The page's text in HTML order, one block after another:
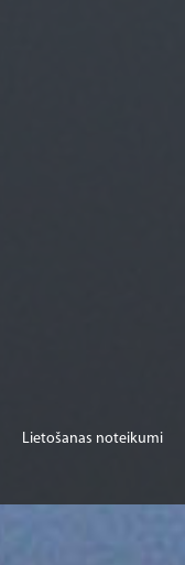
Lietošanas noteikumi